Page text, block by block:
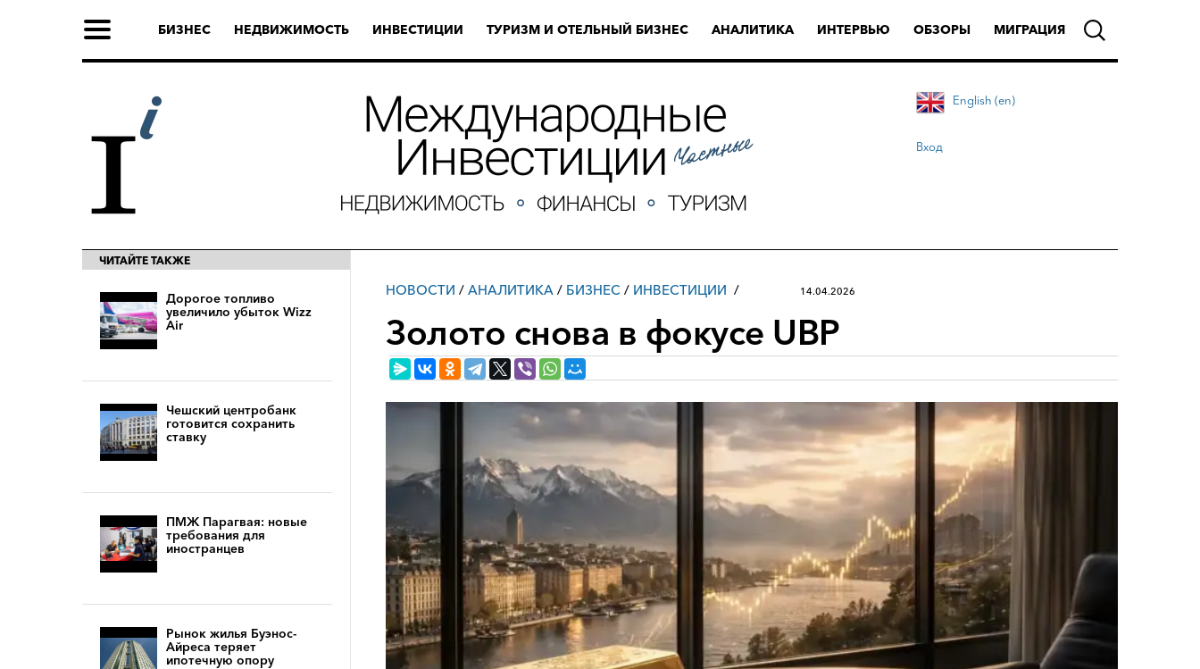
БИЗНЕС НЕДВИЖИМОСТЬ ИНВЕСТИЦИИ ТУРИЗМ И ОТЕЛЬНЫЙ БИЗНЕС АНАЛИТИКА ИНТЕРВЬЮ ОБЗОРЫ МИГРАЦИЯ
English (en)
Вход
ЧИТАЙТЕ ТАКЖЕ
Дорогое топливо
увеличило убыток Wizz
Air
Чешский центробанк
готовится сохранить
ставку
ПМЖ Парагвая: новые
требования для
иностранцев
Рынок жилья Буэнос-
Айреса теряет
ипотечную опору
НОВОСТИ / АНАЛИТИКА / БИЗНЕС / ИНВЕСТИЦИИ 14.04.2026
Золото снова в фокусе UBP